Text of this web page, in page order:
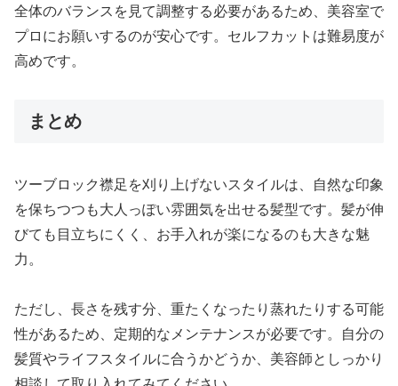
全体のバランスを見て調整する必要があるため、美容室で
プロにお願いするのが安心です。セルフカットは難易度が
高めです。
まとめ
ツーブロック襟足を刈り上げないスタイルは、自然な印象
を保ちつつも大人っぽい雰囲気を出せる髪型です。髪が伸
びても目立ちにくく、お手入れが楽になるのも大きな魅
力。
ただし、長さを残す分、重たくなったり蒸れたりする可能
性があるため、定期的なメンテナンスが必要です。自分の
髪質やライフスタイルに合うかどうか、美容師としっかり